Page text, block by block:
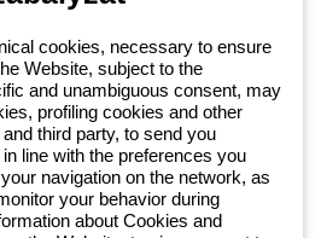
part of the GEWISS Group, within the
where we develop integrated
complexity into simplicity, supporting
in meeting their needs. Discover more
cookies, necessary to ensure
Website, subject to the
and unambiguous consent, may
profiling cookies and other
third party, to send you
line with the preferences you
navigation on the network, as
your behavior during
about Cookies and